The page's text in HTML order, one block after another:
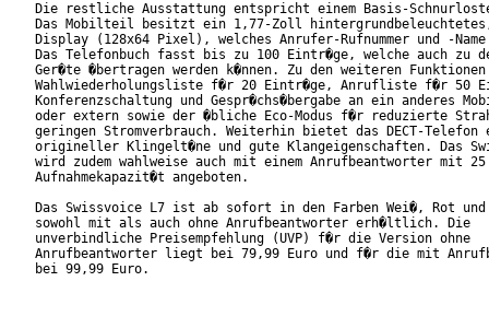
Die restliche Ausstattung entspricht einem Basis-
Das Mobilteil besitzt ein 1,77-Zoll
Display (128x64 Pixel), welches Anrufer-Rufnummer und -
Das Telefonbuch fasst bis zu 100 Eintr�ge, welche auch zu
Ger�te �bertragen werden k�nnen. Zu den weiteren
Wahlwiederholungsliste f�r 20 Eintr�ge, Anrufliste f�r 50
Konferenzschaltung und Gespr�chs�bergabe an ein anderes
oder extern sowie der �bliche Eco-Modus f�r reduzierte
geringen Stromverbrauch. Weiterhin bietet das DECT-Telefon
origineller Klingelt�ne und gute Klangeigenschaften. Das
wird zudem wahlweise auch mit einem Anrufbeantworter mit 25
Aufnahmekapazit�t angeboten.
Das Swissvoice L7 ist ab sofort in den Farben Wei�, Rot und
sowohl mit als auch ohne Anrufbeantworter erh�ltlich. Die
unverbindliche Preisempfehlung (UVP) f�r die Version ohne
Anrufbeantworter liegt bei 79,99 Euro und f�r die mit
bei 99,99 Euro.